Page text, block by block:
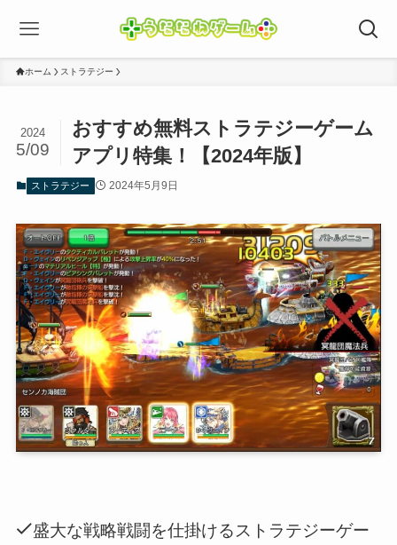
ホーム ストラテジー
おすすめ無料ストラテジーゲーム
アプリ特集！【2024年版】
2024
5/09
ストラテジー 2024年5月9日
盛大な戦略戦闘を仕掛けるストラテジーゲー